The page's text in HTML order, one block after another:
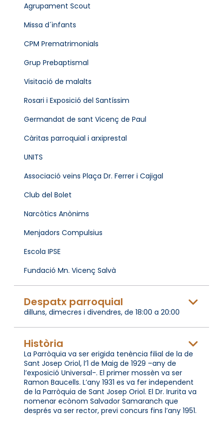
Agrupament Scout
Missa d´infants
CPM Prematrimonials
Grup Prebaptismal
Visitació de malalts
Rosari i Exposició del Santíssim
Germandat de sant Vicenç de Paul
Càritas parroquial i arxiprestal
UNITS
Associació veïns Plaça Dr. Ferrer i Cajigal
Club del Bolet
Narcòtics Anònims
Menjadors Compulsius
Escola IPSE
Fundació Mn. Vicenç Salvà
Despatx parroquial
dilluns, dimecres i divendres, de 18:00 a 20:00
Història
La Parròquia va ser erigida tenència filial de la de
Sant Josep Oriol, l’1 de Maig de 1929 –any de
l’exposició Universal-. El primer mossèn va ser
Ramon Baucells. L’any 1931 es va fer independent
de la Parròquia de Sant Josep Oriol. El Dr. Irurita va
nomenar ecònom Salvador Samaranch que
després va ser rector, previ concurs fins l’any 1951.